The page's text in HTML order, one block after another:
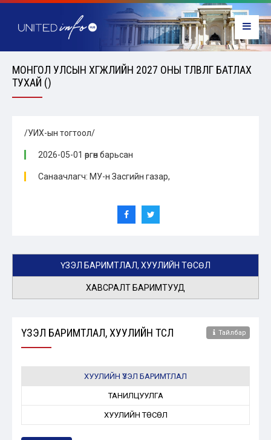
МОНГОЛ УЛСЫН ХӨГЖЛИЙН 2027 ОНЫ ТӨЛӨВЛӨГӨӨ БАТЛАХ
ТУХАЙ ()
/УИХ-ын тогтоол/
2026-05-01 өргөн барьсан
Санаачлагч: МУ-н Засгийн газар,
ҮЗЭЛ БАРИМТЛАЛ, ХУУЛИЙН ТӨСӨЛ
ХАВСРАЛТ БАРИМТУУД
ҮЗЭЛ БАРИМТЛАЛ, ХУУЛИЙН ТӨСӨЛ Тайлбар
ХУУЛИЙН ҮЗЭЛ БАРИМТЛАЛ
ТАНИЛЦУУЛГА
ХУУЛИЙН ТӨСӨЛ